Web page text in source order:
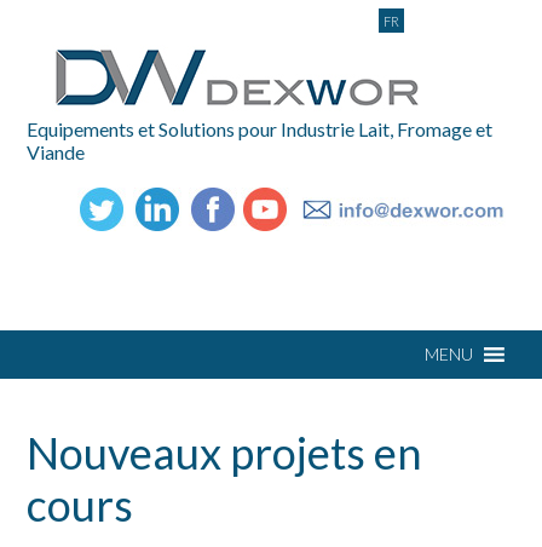
FR
Equipements et Solutions pour Industrie Lait, Fromage et
Viande
Nouveaux projets en
cours